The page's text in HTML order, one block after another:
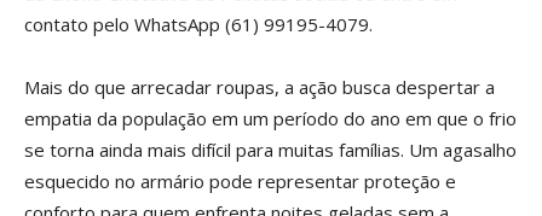
contato pelo WhatsApp (61) 99195-4079.
Mais do que arrecadar roupas, a ação busca despertar a
empatia da população em um período do ano em que o frio
se torna ainda mais difícil para muitas famílias. Um agasalho
esquecido no armário pode representar proteção e